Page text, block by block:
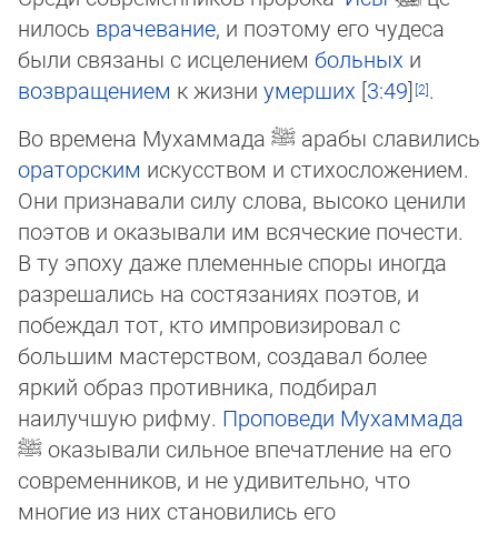
ни­лось врачевание, и поэтому его чудеса
были связаны с исцелением больных и
возвращением к жизни умерших [3:49]
.
Во времена Мухаммада ﷺ арабы славились
ораторским искусством и стихосложением.
Они признавали силу слова, вы­со­ко ценили
поэтов и оказывали им всяческие почести.
В ту эпоху даже племенные споры иногда
разрешались на состя­за­ни­ях поэтов, и
побеждал тот, кто импровизировал с
большим мастерством, создавал более
яркий образ противника, подбирал
наилучшую рифму. Проповеди Мухаммада
ﷺ оказывали сильное впечатление на его
современников, и не удивительно, что
многие из них становились его